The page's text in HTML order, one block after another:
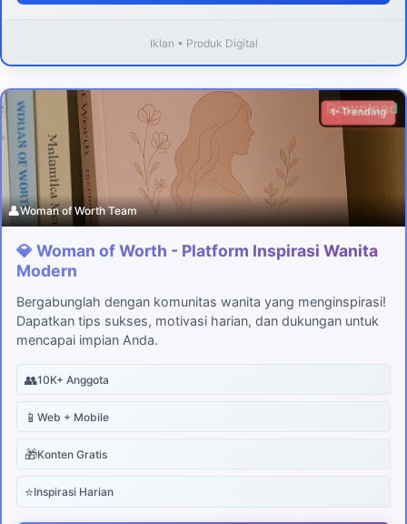
Iklan • Produk Digital
Download
✨ Trending
👤Woman of Worth Team
💎 Woman of Worth - Platform Inspirasi Wanita
Modern
Bergabunglah dengan komunitas wanita yang menginspirasi!
Dapatkan tips sukses, motivasi harian, dan dukungan untuk
mencapai impian Anda.
👥10K+ Anggota
📱 Web + Mobile
🎁Konten Gratis
⭐Inspirasi Harian